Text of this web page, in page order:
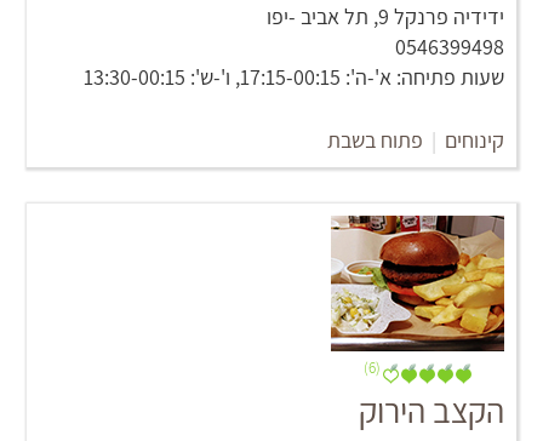
‏ידידיה פרנקל 9‏, תל אביב -יפו
0546399498
שעות פתיחה: א'-ה': 17:15-00:15, ו'-ש': 13:30-00:15
קינוחים | פתוח בשבת
(6)
הקצב הירוק